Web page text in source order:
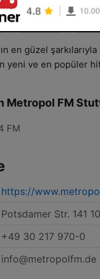
en güzel
yeni ve en popüler hit
Metropol FM
FM
https://
Potsdamer Str. 141
+49 30 217 970-0
info@metropolfm.de